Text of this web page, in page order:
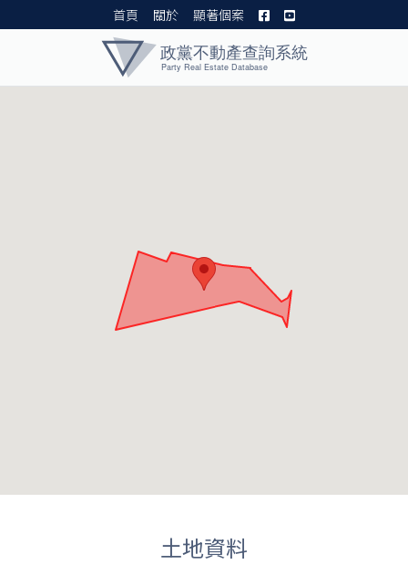
首頁 關於 顯著個案
土地資料